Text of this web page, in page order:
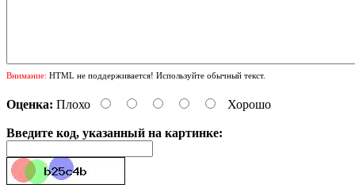
Внимание: HTML не поддерживается! Используйте обычный текст.
Оценка: Плохо Хорошо
Введите код, указанный на картинке: